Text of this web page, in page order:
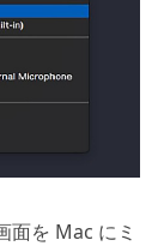
を Mac にミ